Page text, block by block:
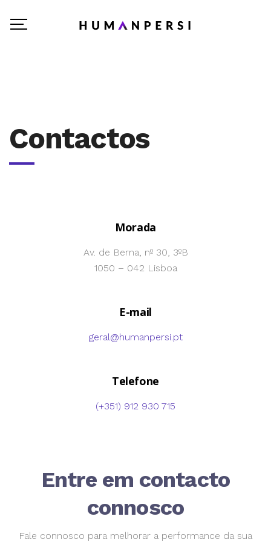
Contactos
Morada
Av. de Berna, nº 30, 3ºB
1050 – 042 Lisboa
E-mail
geral@humanpersi.pt
Telefone
(+351) 912 930 715
Entre em contacto
connosco
Fale connosco para melhorar a performance da sua